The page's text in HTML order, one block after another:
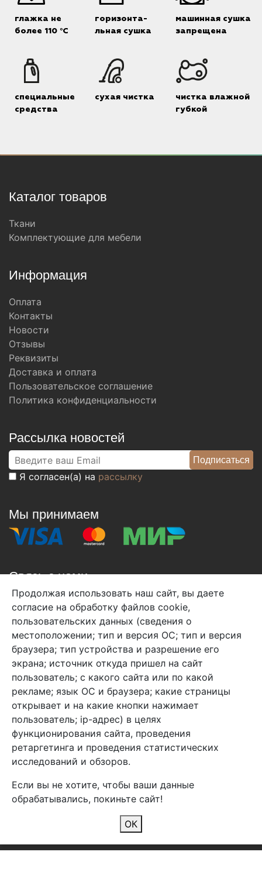
глажка не
более 110 °C
горизонта-
льная сушка
машинная сушка
запрещена
специальные
средства
сухая чистка
чистка влажной
губкой
Каталог товаров
Ткани
Комплектующие для мебели
Информация
Оплата
Контакты
Новости
Отзывы
Реквизиты
Доставка и оплата
Пользовательское соглашение
Политика конфиденциальности
Рассылка новостей
Я согласен(а) на рассылку
Мы принимаем
Связь с нами
+7 (495) 933-38-08
info@arben-textile.ru- оптовые продажи
Арбен текстиль г. Щелково, пер.
1-й Советский д.25, владение 2.
Мы в соц. сетях
Продолжая использовать наш сайт, вы даете
согласие на обработку файлов cookie,
пользовательских данных (сведения о
местоположении; тип и версия ОС; тип и версия
браузера; тип устройства и разрешение его
экрана; источник откуда пришел на сайт
пользователь; с какого сайта или по какой
рекламе; язык ОС и браузера; какие страницы
открывает и на какие кнопки нажимает
пользователь; ip-адрес) в целях
функционирования сайта, проведения
ретаргетинга и проведения статистических
исследований и обзоров.
Если вы не хотите, чтобы ваши данные
обрабатывались, покиньте сайт!
ОК